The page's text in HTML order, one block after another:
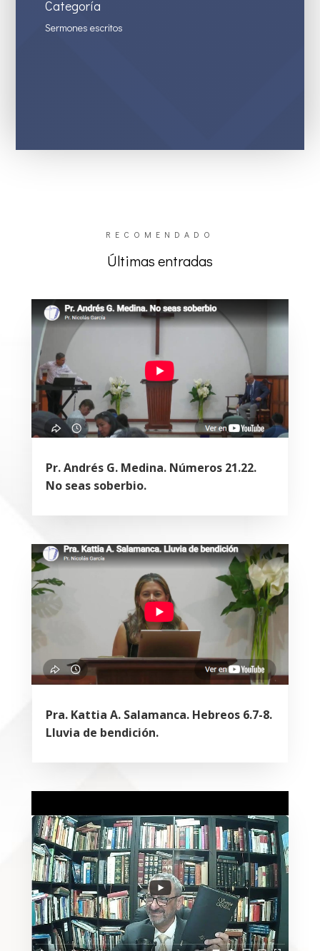
Categoría
Sermones escritos
RECOMENDADO
Últimas entradas
Pr. Andrés G. Medina. Números 21.22.
No seas soberbio.
Pra. Kattia A. Salamanca. Hebreos 6.7-8.
Lluvia de bendición.